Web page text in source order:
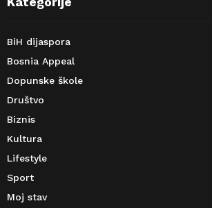
BiH dijaspora
Bosnia Appeal
Dopunske škole
Društvo
Biznis
Kultura
Lifestyle
Sport
Moj stav